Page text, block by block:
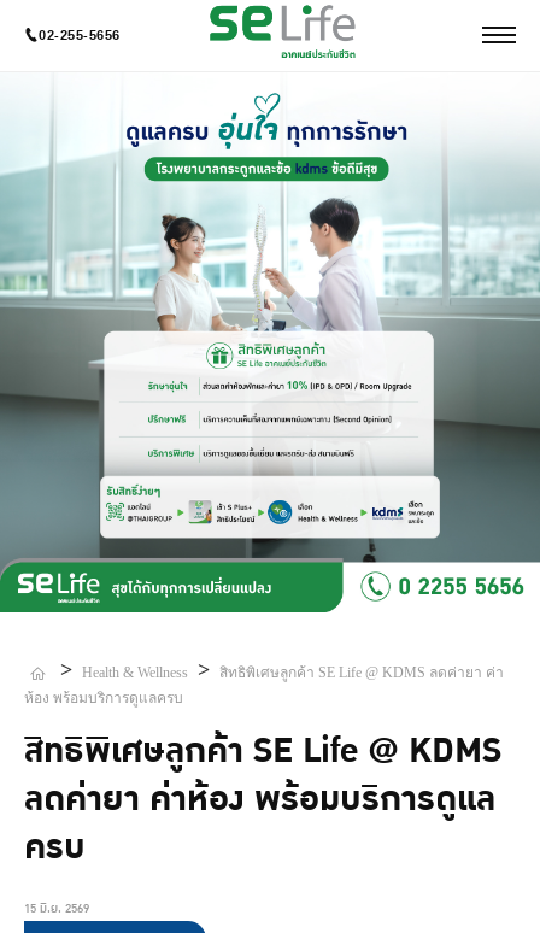
02-255-5656
> Health & Wellness > สิทธิพิเศษลูกค้า SE Life @ KDMS ลดค่ายา ค่า
ห้อง พร้อมบริการดูแลครบ
สิทธิพิเศษลูกค้า SE Life @ KDMS
ลดค่ายา ค่าห้อง พร้อมบริการดูแล
ครบ
15 มิ.ย. 2569